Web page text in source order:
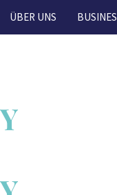
ÜBER UNS